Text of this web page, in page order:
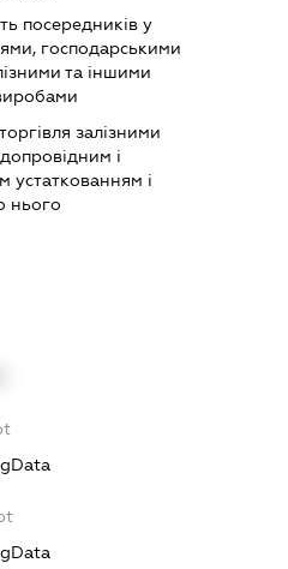
посередників у
господарськими
та іншими
залізними
і
устаткованням і
нього